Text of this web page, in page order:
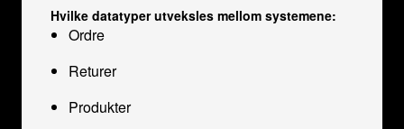
Hvilke datatyper utveksles mellom systemene:
Ordre
Returer
Produkter